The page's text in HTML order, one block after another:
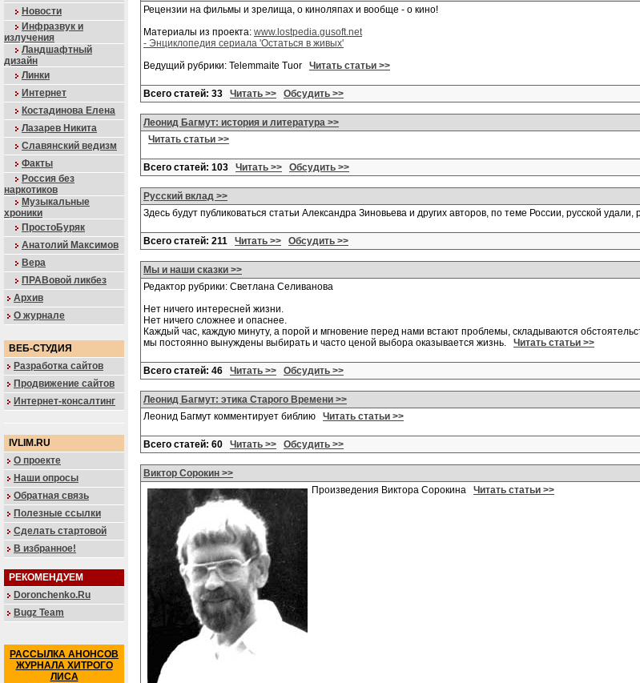
Новости
Инфразвук и
излучения
Ландшафтный
дизайн
Линки
Интернет
Костадинова Елена
Лазарев Никита
Славянский ведизм
Факты
Россия без
наркотиков
Музыкальные
хроники
ПростоБуряк
Анатолий Максимов
Вера
ПРАВовой ликбез
Архив
О журнале
ВЕБ-СТУДИЯ
Разработка сайтов
Продвижение сайтов
Интернет-консалтинг
IVLIM.RU
О проекте
Наши опросы
Обратная связь
Полезные ссылки
Сделать стартовой
В избранное!
РЕКОМЕНДУЕМ
Doronchenko.Ru
Bugz Team
РАССЫЛКА АНОНСОВ
ЖУРНАЛА ХИТРОГО
ЛИСА
Рецензии на фильмы и зрелища, о киноляпах и вообще - о кино!
Материалы из проекта: www.lostpedia.gusoft.net
- Энциклопедия сериала 'Остаться в живых'
Ведущий рубрики: Telemmaite Tuor Читать статьи >>
Всего статей: 33 Читать >> Обсудить >>
Леонид Багмут: история и литература >>
Читать статьи >>
Всего статей: 103 Читать >> Обсудить >>
Русский вклад >>
Здесь будут публиковаться статьи Александра Зиновьева и других авторов, по теме России, русской удали,
Всего статей: 211 Читать >> Обсудить >>
Мы и наши сказки >>
Редактор рубрики: Светлана Селиванова
Нет ничего интересней жизни.
Нет ничего сложнее и опаснее.
Каждый час, каждую минуту, а порой и мгновение перед нами встают проблемы, складываются
мы постоянно вынуждены выбирать и часто ценой выбора оказывается жизнь. Читать статьи >>
Всего статей: 46 Читать >> Обсудить >>
Леонид Багмут: этика Старого Времени >>
Леонид Багмут комментирует библию Читать статьи >>
Всего статей: 60 Читать >> Обсудить >>
Виктор Сорокин >>
Произведения Виктора Сорокина Читать статьи >>